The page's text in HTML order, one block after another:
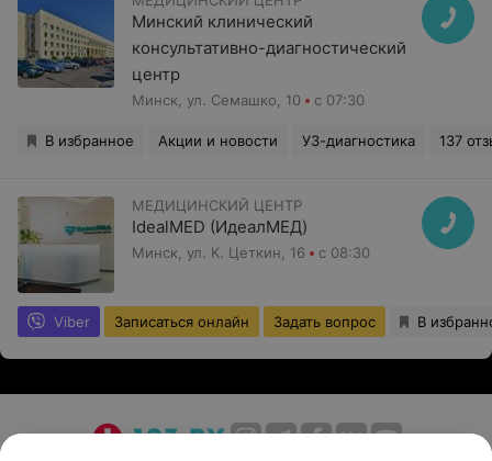
Минский клинический
консультативно-диагностический
центр
Минск, ул. Семашко, 10 с 07:30
В избранное Акции и новости УЗ-диагностика 137
МЕДИЦИНСКИЙ ЦЕНТР
IdealMED (ИдеалМЕД)
Минск, ул. К. Цеткин, 16 с 08:30
Viber Записаться онлайн Задать вопрос В